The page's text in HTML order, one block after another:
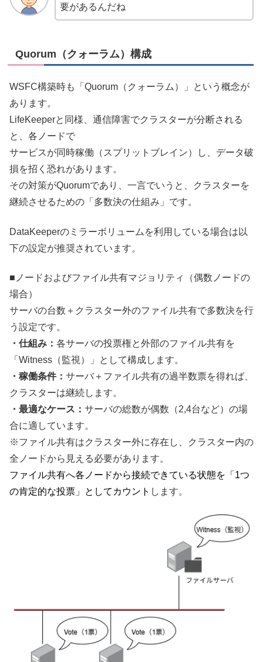
要があるんだね
Quorum（クォーラム）構成
WSFC構築時も「Quorum（クォーラム）」という概念が
あります。
LifeKeeperと同様、通信障害でクラスターが分断される
と、各ノードで
サービスが同時稼働（スプリットブレイン）し、データ破
損を招く恐れがあります。
その対策がQuorumであり、一言でいうと、クラスターを
継続させるための「多数決の仕組み」です。
DataKeeperのミラーボリュームを利用している場合は以
下の設定が推奨されています。
■ノードおよびファイル共有マジョリティ（偶数ノードの
場合）
サーバの台数＋クラスター外のファイル共有で多数決を行
う設定です。
・仕組み： 各サーバの投票権と外部のファイル共有を
「Witness（監視）」として構成します。
・稼働条件： サーバ＋ファイル共有の過半数票を得れば、
クラスターは継続します。
・最適なケース： サーバの総数が偶数（2,4台など）の場
合に適しています。
※ファイル共有はクラスター外に存在し、クラスター内の
全ノードから見える必要があります。
ファイル共有へ各ノードから接続できている状態を「1つ
の肯定的な投票」としてカウント します。